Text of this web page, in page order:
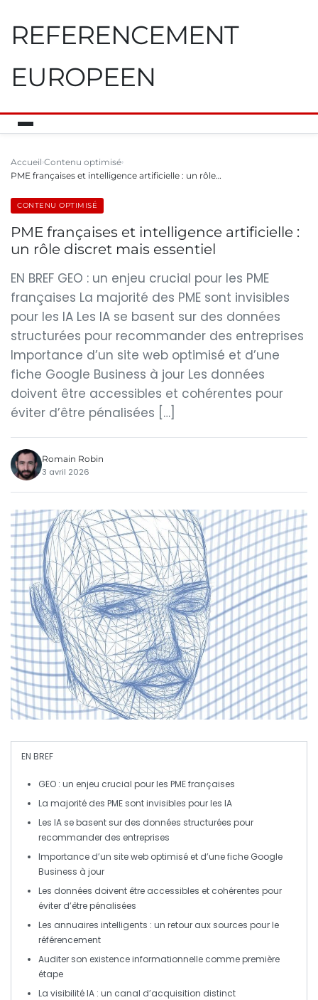
REFERENCEMENT
EUROPEEN
Accueil Contenu optimisé
PME françaises et intelligence artificielle : un rôle…
CONTENU OPTIMISÉ
PME françaises et intelligence artificielle :
un rôle discret mais essentiel
EN BREF GEO : un enjeu crucial pour les PME
françaises La majorité des PME sont invisibles
pour les IA Les IA se basent sur des données
structurées pour recommander des entreprises
Importance d’un site web optimisé et d’une
fiche Google Business à jour Les données
doivent être accessibles et cohérentes pour
éviter d’être pénalisées […]
Romain Robin
3 avril 2026
EN BREF
GEO : un enjeu crucial pour les PME françaises
La majorité des PME sont invisibles pour les IA
Les IA se basent sur des données structurées pour
recommander des entreprises
Importance d’un site web optimisé et d’unefiche Google
Business à jour
Les données doivent être accessibles et cohérentes pour
éviter d’être pénalisées
Les annuaires intelligents : un retour aux sources pour le
référencement
Auditer son existence informationnelle comme première
étape
La visibilité IA : un canal d’acquisition distinct